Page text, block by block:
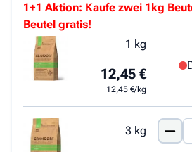
1+1 Aktion: Kaufe zwei 1kg
Beutel gratis!
1 kg
12,45 €
12,45 €/kg
3 kg